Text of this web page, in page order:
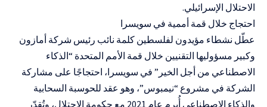
الاحتلال الإسرائيلي.
احتجاج خلال قمة أممية في سويسرا
عطّل نشطاء مؤيدون لفلسطين كلمة نائب رئيس شركة أمازون
وكبير مسؤوليها التقنيين خلال قمة الأمم المتحدة “الذكاء
الاصطناعي من أجل الخير” في سويسرا، احتجاجًا على مشاركة
الشركة في مشروع “نيمبوس”، وهو عقد للحوسبة السحابية
والذكاء الاصطناعي أُبرم عام 2021 مع حكومة الاحتلال، وتُقدّر